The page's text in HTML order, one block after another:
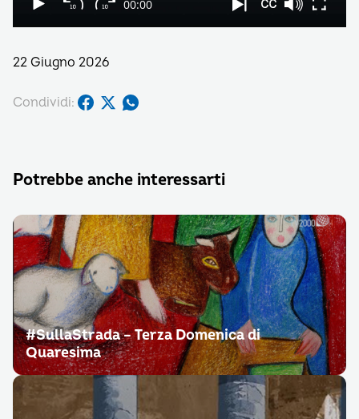
22 Giugno 2026
Condividi:
Potrebbe anche interessarti
#SullaStrada – Terza Domenica di
Quaresima